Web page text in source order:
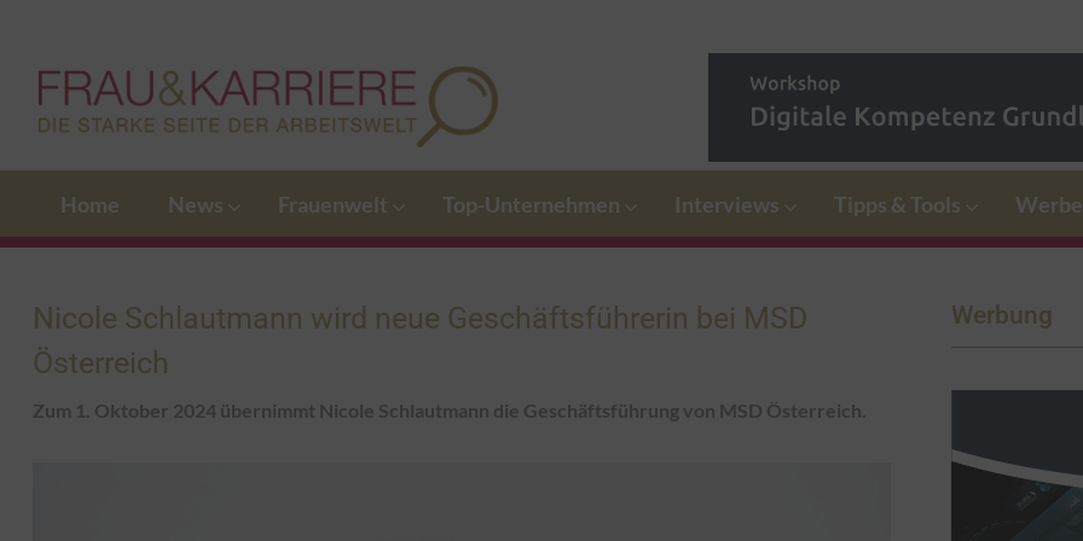
Home News Frauenwelt Top-Unternehmen Interviews Tipps & Tools
Nicole Schlautmann wird neue Geschäftsführerin bei MSD
Österreich
Zum 1. Oktober 2024 übernimmt Nicole Schlautmann die Geschäftsführung von MSD Österreich.
Werbung